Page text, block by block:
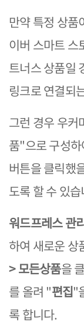
만약 특정 상품
이버 스마트 스
트너스 상품일
링크로 연결되
그런 경우 우
품"으로 구성
버튼을 클릭했
도록 할 수 있
워드프레스 관
하여 새로운 상
> 모든상품을
를 올려 "편집"
록 합니다.